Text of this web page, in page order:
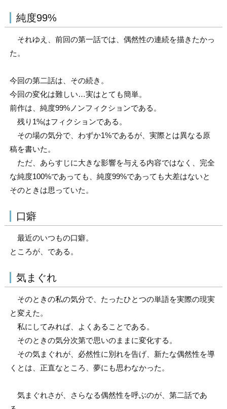
純度99%
それゆえ、前回の第一話では、偶然性の連続を描きたかっ
た。
今回の第二話は、その続き。
今回の変化は難しい…実はとても簡単。
前作は、純度99%ノンフィクションである。
残り1%はフィクションである。
その場の気分で、わずか1%であるが、実際とは異なる原
稿を書いた。
ただ、あらすじに大きな影響を与える内容ではなく、完全
な純度100%であっても、純度99%であっても大差はないと
そのときは思っていた。
口癖
最近のいつもの口癖。
ところが、である。
気まぐれ
そのときの私の気分で、たったひとつの単語を実際の現実
と変えた。
私にしてみれば、よくあることである。
そのときの気分次第で思いのままに変化する。
その気まぐれが、必然性に別れを告げ、新たな偶然性を導
くとは、正直なところ、夢にも思わなかった。
気まぐれさが、さらなる偶然性を呼ぶのが、第二話であ